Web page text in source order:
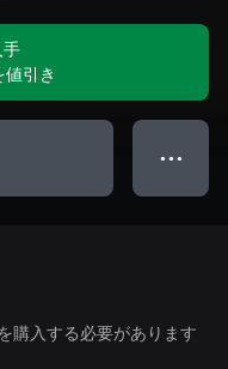
手
値引き
● ● ●
購入する必要があります